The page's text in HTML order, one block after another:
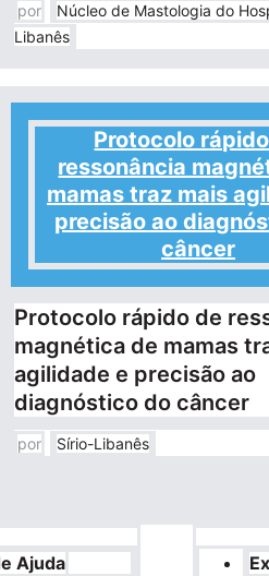
por
Núcleo de Mastologia do
Libanês
Protocolo
ressonância
mamas traz mais
precisão ao
câncer
Protocolo rápido de
magnética de mamas
agilidade e precisão ao
diagnóstico do câncer
por Sírio-Libanês
Ajuda